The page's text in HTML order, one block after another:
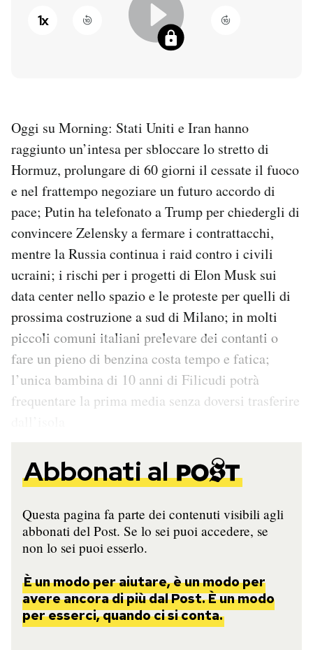
CALENDARIO
AREA PERSONALE
Entra
1x
Oggi su Morning: Stati Uniti e Iran hanno
raggiunto un’intesa per sbloccare lo stretto di
Hormuz, prolungare di 60 giorni il cessate il fuoco
e nel frattempo negoziare un futuro accordo di
pace; Putin ha telefonato a Trump per chiedergli di
convincere Zelensky a fermare i contrattacchi,
mentre la Russia continua i raid contro i civili
ucraini; i rischi per i progetti di Elon Musk sui
data center nello spazio e le proteste per quelli di
prossima costruzione a sud di Milano; in molti
piccoli comuni italiani prelevare dei contanti o
fare un pieno di benzina costa tempo e fatica;
l’unica bambina di 10 anni di Filicudi potrà
frequentare la prima media senza doversi trasferire
Abbonati al
Questa pagina fa parte dei contenuti visibili agli
abbonati del Post. Se lo sei puoi accedere, se
non lo sei puoi esserlo.
È un modo per aiutare, è un modo per
avere ancora di più dal Post. È un modo
per esserci, quando ci si conta.